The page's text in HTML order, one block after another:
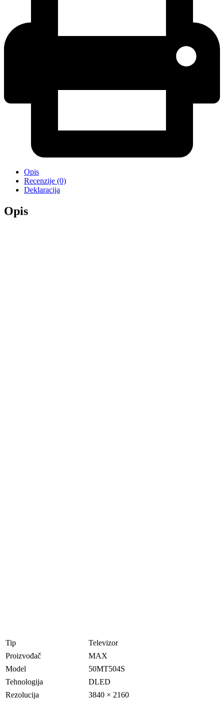
Opis
Recenzije (0)
Deklaracija
Opis
Tip
Televizor
Proizvođač
MAX
Model
50MT504S
Tehnologija
DLED
Rezolucija
3840 × 2160